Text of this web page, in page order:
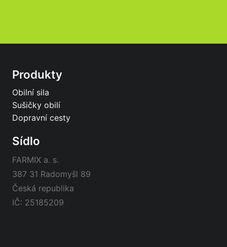
Produkty
Obilní sila
Sušičky obilí
Dopravní cesty
Sídlo
FARMIX a. s.
387 31 Radomyšl 89
Česká republika
IČ: 25185209